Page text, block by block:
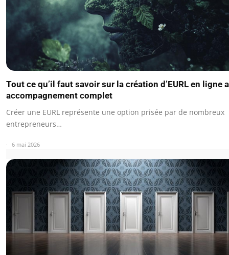
Tout ce qu’il faut savoir sur la création d’EURL en ligne
accompagnement complet
Créer une EURL représente une option prisée par de nombreux
entrepreneurs…
6 mai 2026